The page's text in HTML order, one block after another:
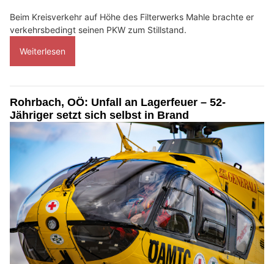
Beim Kreisverkehr auf Höhe des Filterwerks Mahle brachte er
verkehrsbedingt seinen PKW zum Stillstand.
Weiterlesen
Rohrbach, OÖ: Unfall an Lagerfeuer – 52-
Jähriger setzt sich selbst in Brand